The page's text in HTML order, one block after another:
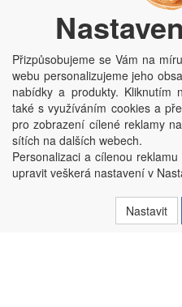
Copyright © Penepex s.r.o.
Penepex s.r.o., Za Špicí 1798, 686
CZ03220923; zápis do obchodního
Brně oddíl
Přizpůsobujeme se Vám na
webu personalizujeme jeho
nabídky a produkty. Kliknutím
také s využíváním cookies a
pro zobrazení cílené reklamy
sítích na dalších webech.
Personalizaci a cílenou
upravit veškerá nastavení v
Nastavit